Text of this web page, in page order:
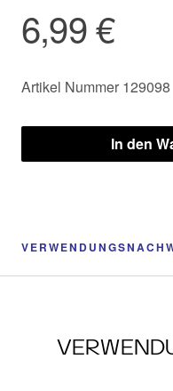
6,99 €
Artikel Nummer 129098
In den